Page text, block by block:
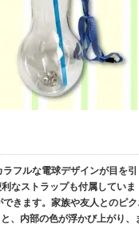
フルな電球デザインが目を
なストラップも付属していま
きます。家族や友人とのピ
、内部の色が浮かび上がり、